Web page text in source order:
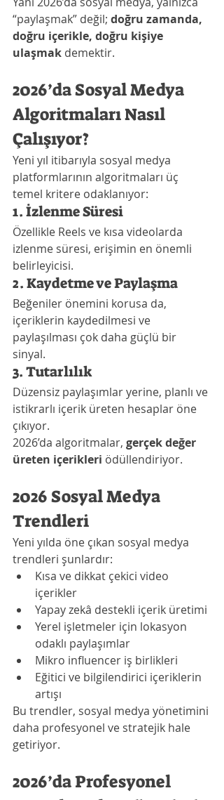
“paylaşmak” değil; doğru zamanda,
doğru içerikle, doğru kişiye
ulaşmak demektir.
2026’da Sosyal Medya
Algoritmaları Nasıl
Çalışıyor?
Yeni yıl itibarıyla sosyal medya
platformlarının algoritmaları üç
temel kritere odaklanıyor:
1. İzlenme Süresi
Özellikle Reels ve kısa videolarda
izlenme süresi, erişimin en önemli
belirleyicisi.
2. Kaydetme ve Paylaşma
Beğeniler önemini korusa da,
içeriklerin kaydedilmesi ve
paylaşılması çok daha güçlü bir
sinyal.
3. Tutarlılık
Düzensiz paylaşımlar yerine, planlı ve
istikrarlı içerik üreten hesaplar öne
çıkıyor.
2026’da algoritmalar, gerçek değer
üreten içerikleri ödüllendiriyor.
2026 Sosyal Medya
Trendleri
Yeni yılda öne çıkan sosyal medya
trendleri şunlardır:
Kısa ve dikkat çekici video
içerikler
Yapay zekâ destekli içerik üretimi
Yerel işletmeler için lokasyon
odaklı paylaşımlar
Mikro influencer iş birlikleri
Eğitici ve bilgilendirici içeriklerin
artışı
Bu trendler, sosyal medya yönetimini
daha profesyonel ve stratejik hale
getiriyor.
2026’da Profesyonel